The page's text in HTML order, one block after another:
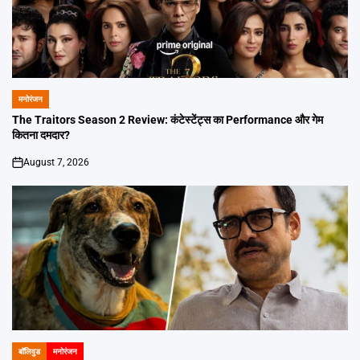
POSTED
IN
मनोरंजन
The Traitors Season 2 Review: कंटेस्टेंट्स का Performance और गेम
कितना दमदार?
on
August 7, 2026
POSTED
बॉलिवुड मनोरंजन